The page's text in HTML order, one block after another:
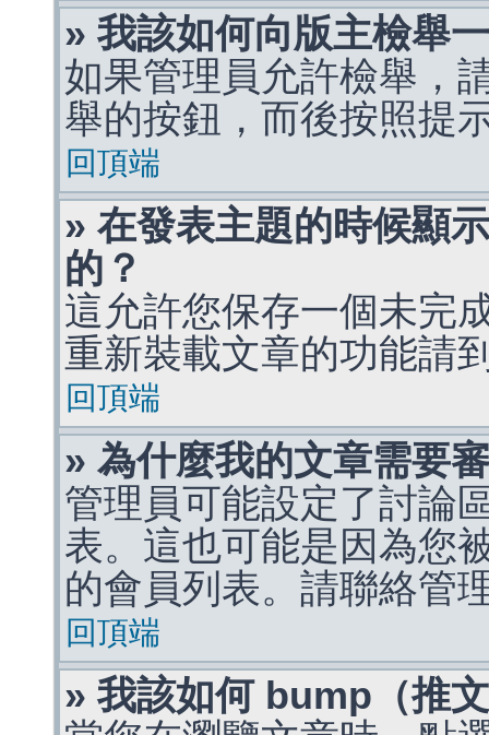
» 我該如何向版主檢舉
如果管理員允許檢舉，
舉的按鈕，而後按照提
回頂端
» 在發表主題的時候顯
的？
這允許您保存一個未完
重新裝載文章的功能請
回頂端
» 為什麼我的文章需要
管理員可能設定了討論
表。這也可能是因為您
的會員列表。請聯絡管
回頂端
» 我該如何 bump（推